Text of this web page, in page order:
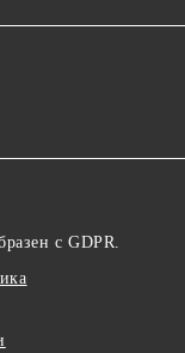
с GDPR.